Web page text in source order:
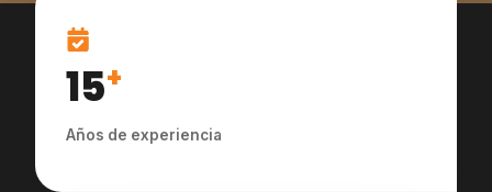
15+
Años de experiencia